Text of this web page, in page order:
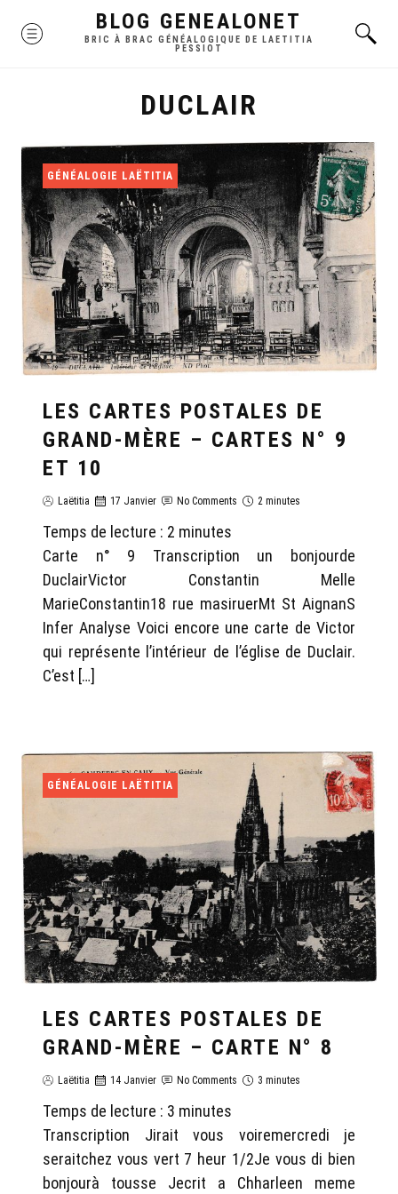
MENU BLOG GENEALONET
BRIC À BRAC GÉNÉALOGIQUE DE LAETITIA
PESSIOT
DUCLAIR
GÉNÉALOGIE LAËTITIA
LES CARTES POSTALES DE
GRAND-MÈRE – CARTES N° 9
ET 10
Laëtitia 17 Janvier No Comments 2 minutes
Temps de lecture : 2 minutes
Carte n° 9 Transcription un bonjourde
DuclairVictor Constantin Melle
MarieConstantin18 rue masiruerMt St AignanS
Infer Analyse Voici encore une carte de Victor
qui représente l’intérieur de l’église de Duclair.
C’est […]
GÉNÉALOGIE LAËTITIA
LES CARTES POSTALES DE
GRAND-MÈRE – CARTE N° 8
Laëtitia 14 Janvier No Comments 3 minutes
Temps de lecture : 3 minutes
Transcription Jirait vous voiremercredi je
seraitchez vous vert 7 heur 1/2Je vous di bien
bonjourà tousse Jecrit a Chharleen meme